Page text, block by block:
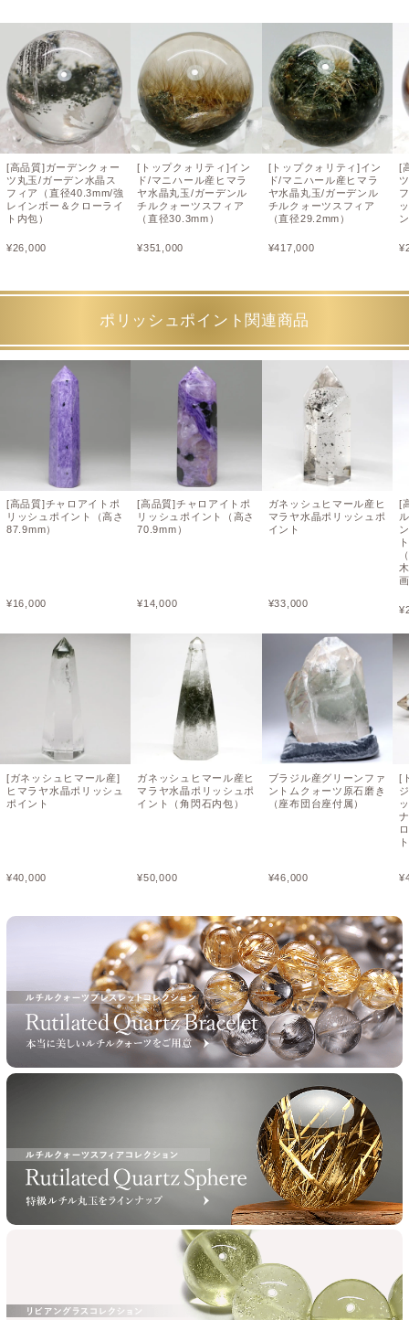
[高品質]ガーデンクォー
ツ丸玉/ガーデン水晶ス
フィア（直径40.3mm/強
レインボー＆クローライ
ト内包）
¥26,000
[トップクォリティ]イン
ド/マニハール産ヒマラ
ヤ水晶丸玉/ガーデンル
チルクォーツスフィア
（直径30.3mm）
¥351,000
[トップクォリティ]イン
ド/マニハール産ヒマラ
ヤ水晶丸玉/ガーデンル
チルクォーツスフィア
（直径29.2mm）
¥417,000
[
¥
ポリッシュポイント関連商品
[高品質]チャロアイトポ
リッシュポイント（高さ
87.9mm）
¥16,000
[ガネッシュヒマール産]
ヒマラヤ水晶ポリッシュ
ポイント
¥40,000
[高品質]チャロアイトポ
リッシュポイント（高さ
70.9mm）
¥14,000
ガネッシュヒマール産ヒ
マラヤ水晶ポリッシュポ
イント（角閃石内包）
¥50,000
ガネッシュヒマール産ヒ
マラヤ水晶ポリッシュポ
イント
¥33,000
ブラジル産グリーンファ
ントムクォーツ原石磨き
（座布団台座付属）
¥46,000
[
¥
[
¥